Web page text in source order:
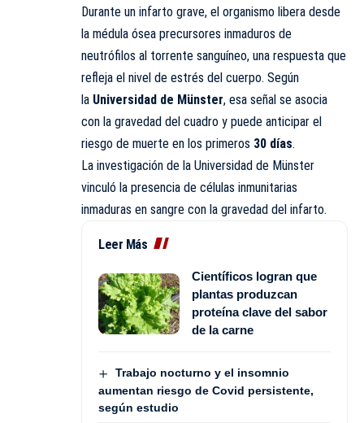
Durante un infarto grave, el organismo libera desde
la médula ósea precursores inmaduros de
neutrófilos al torrente sanguíneo, una respuesta que
refleja el nivel de estrés del cuerpo. Según
la Universidad de Münster, esa señal se asocia
con la gravedad del cuadro y puede anticipar el
riesgo de muerte en los primeros 30 días.
La investigación de la Universidad de Münster
vinculó la presencia de células inmunitarias
inmaduras en sangre con la gravedad del infarto.
Leer Más
Científicos logran que
plantas produzcan
proteína clave del sabor
de la carne
Trabajo nocturno y el insomnio
aumentan riesgo de Covid persistente,
según estudio